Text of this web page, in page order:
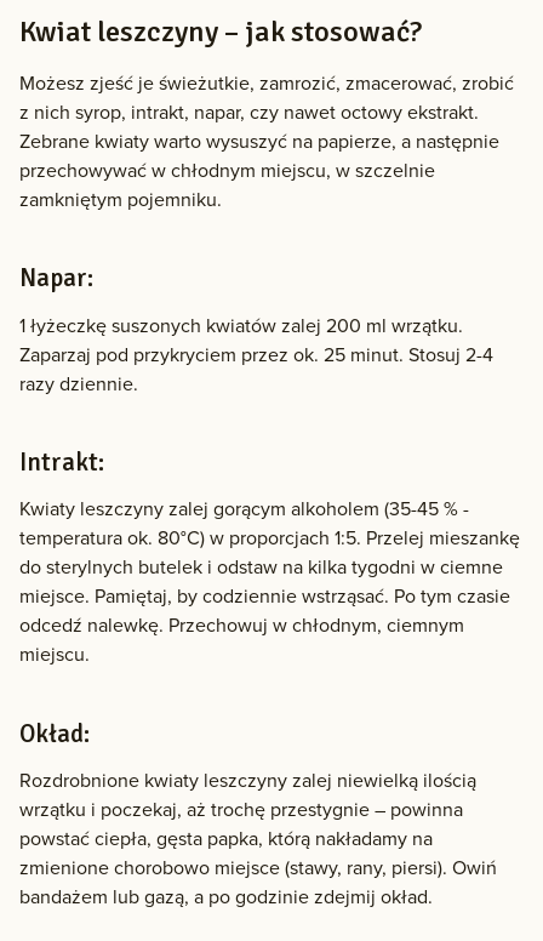
Kwiat leszczyny – jak stosować?
Możesz zjeść je świeżutkie, zamrozić, zmacerować, zrobić
z nich syrop, intrakt, napar, czy nawet octowy ekstrakt.
Zebrane kwiaty warto wysuszyć na papierze, a następnie
przechowywać w chłodnym miejscu, w szczelnie
zamkniętym pojemniku.
Napar:
1 łyżeczkę suszonych kwiatów zalej 200 ml wrzątku.
Zaparzaj pod przykryciem przez ok. 25 minut. Stosuj 2-4
razy dziennie.
Intrakt:
Kwiaty leszczyny zalej gorącym alkoholem (35-45 % -
temperatura ok. 80°C) w proporcjach 1:5. Przelej mieszankę
do sterylnych butelek i odstaw na kilka tygodni w ciemne
miejsce. Pamiętaj, by codziennie wstrząsać. Po tym czasie
odcedź nalewkę. Przechowuj w chłodnym, ciemnym
miejscu.
Okład:
Rozdrobnione kwiaty leszczyny zalej niewielką ilością
wrzątku i poczekaj, aż trochę przestygnie – powinna
powstać ciepła, gęsta papka, którą nakładamy na
zmienione chorobowo miejsce (stawy, rany, piersi). Owiń
bandażem lub gazą, a po godzinie zdejmij okład.